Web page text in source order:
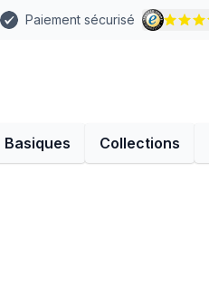
Paiement sécurisé
Basiques Collections